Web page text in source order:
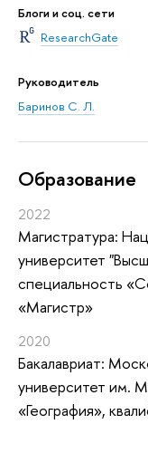
Блоги и соц. сети
ResearchGate
Руководитель
Баринов С. Л.
Oбразование
2022
Магистратура:
университет
специальность
«Магистр»
2020
Бакалавриат:
университет им.
«География»,